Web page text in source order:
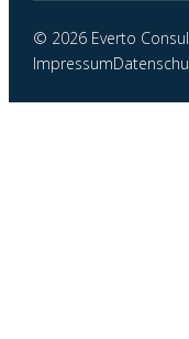
© 2026 Everto
Impressum